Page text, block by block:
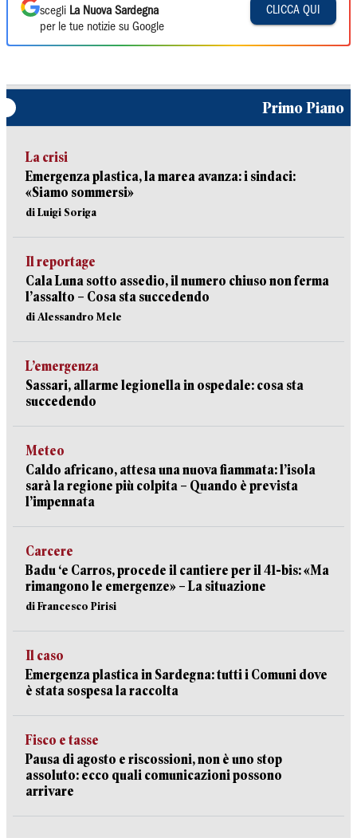
scegli La Nuova Sardegna
per le tue notizie su Google
CLICCA QUI
Primo Piano
La crisi
Emergenza plastica, la marea avanza: i sindaci:
«Siamo sommersi»
di Luigi Soriga
Il reportage
Cala Luna sotto assedio, il numero chiuso non ferma
l’assalto – Cosa sta succedendo
di Alessandro Mele
L’emergenza
Sassari, allarme legionella in ospedale: cosa sta
succedendo
Meteo
Caldo africano, attesa una nuova fiammata: l’isola
sarà la regione più colpita – Quando è prevista
l’impennata
Carcere
Badu ‘e Carros, procede il cantiere per il 41-bis: «Ma
rimangono le emergenze» – La situazione
di Francesco Pirisi
Il caso
Emergenza plastica in Sardegna: tutti i Comuni dove
è stata sospesa la raccolta
Fisco e tasse
Pausa di agosto e riscossioni, non è uno stop
assoluto: ecco quali comunicazioni possono
arrivare